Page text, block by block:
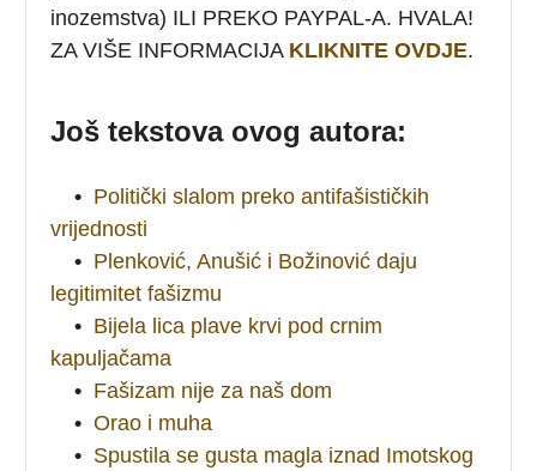
inozemstva) ILI PREKO PAYPAL-A. HVALA!
ZA VIŠE INFORMACIJA KLIKNITE OVDJE.
Još tekstova ovog autora:
• Politički slalom preko antifašističkih
vrijednosti
• Plenković, Anušić i Božinović daju
legitimitet fašizmu
• Bijela lica plave krvi pod crnim
kapuljačama
• Fašizam nije za naš dom
• Orao i muha
• Spustila se gusta magla iznad Imotskog